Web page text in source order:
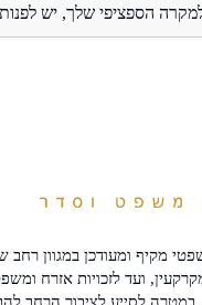
הספציפי שלך, יש לפנות
מקיף ומעודכן במגוון רחב
ועד לזכויות אזרח